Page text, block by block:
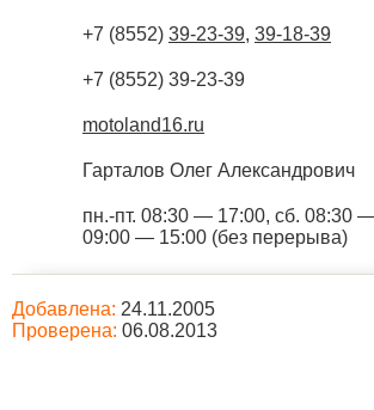
+7 (8552) 39-23-39, 39-18-39
+7 (8552) 39-23-39
motoland16.ru
Гарталов Олег Александрович
пн.-пт. 08:30 — 17:00, сб. 08:30
09:00 — 15:00 (без перерыва)
Добавлена: 24.11.2005
Проверена: 06.08.2013